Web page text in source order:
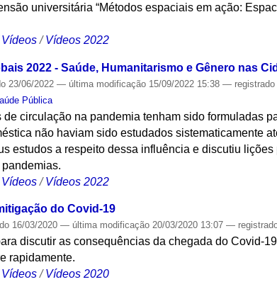
universitária “Métodos espaciais em ação:
Vídeos /Vídeos 2022
2022 - Saúde, Humanitarismo e Gênero nas
23/06/2022— última modificação 15/09/2022 15:38—
Pública
de circulação na pandemia tenham sido formuladas
não haviam sido estudados sistematicamente
estudos a respeito dessa influência e discutiu
Vídeos /Vídeos 2022
do Covid-19
16/03/2020— última modificação 20/03/2020 13:07—
discutir as consequências da chegada do Covid-
rapidamente.
Vídeos /Vídeos 2020